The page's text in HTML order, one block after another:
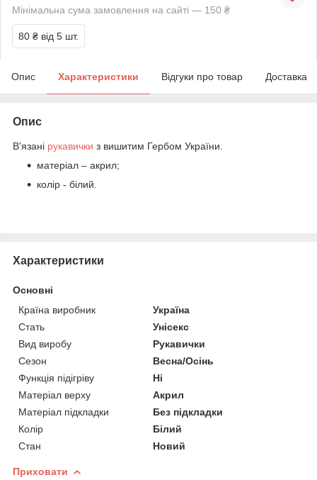
Мінімальна сума замовлення на сайті — 150 ₴
80 ₴ від 5 шт.
Опис Характеристики Відгуки про товар Доставка
Опис
В'язані рукавички з вишитим Гербом України.
матеріал – акрил;
колір - білий.
Характеристики
Основні
Країна виробник
Україна
Стать
Унісекс
Вид виробу
Рукавички
Сезон
Весна/Осінь
Функція підігріву
Ні
Матеріал верху
Акрил
Матеріал підкладки
Без підкладки
Колір
Білий
Стан
Новий
Приховати